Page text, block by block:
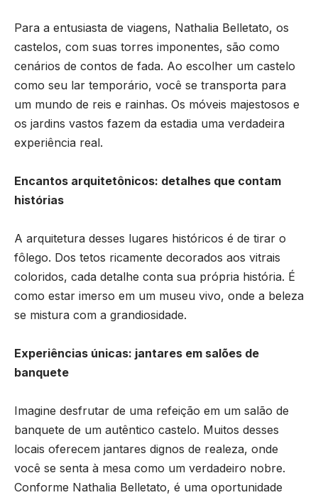
Para a entusiasta de viagens, Nathalia Belletato, os
castelos, com suas torres imponentes, são como
cenários de contos de fada. Ao escolher um castelo
como seu lar temporário, você se transporta para
um mundo de reis e rainhas. Os móveis majestosos e
os jardins vastos fazem da estadia uma verdadeira
experiência real.
Encantos arquitetônicos: detalhes que contam
histórias
A arquitetura desses lugares históricos é de tirar o
fôlego. Dos tetos ricamente decorados aos vitrais
coloridos, cada detalhe conta sua própria história. É
como estar imerso em um museu vivo, onde a beleza
se mistura com a grandiosidade.
Experiências únicas: jantares em salões de
banquete
Imagine desfrutar de uma refeição em um salão de
banquete de um autêntico castelo. Muitos desses
locais oferecem jantares dignos de realeza, onde
você se senta à mesa como um verdadeiro nobre.
Conforme Nathalia Belletato, é uma oportunidade